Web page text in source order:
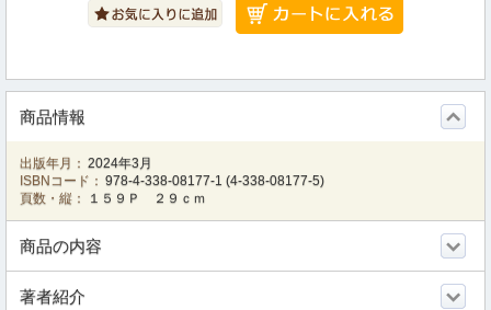
商品情報
出版年月： 2024年3月
ISBNコード： 978-4-338-08177-1 (4-338-08177-5)
頁数・縦：
１５９Ｐ ２９ｃｍ
商品の内容
著者紹介